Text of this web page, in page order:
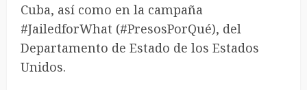
Cuba, así como en la campaña
#JailedforWhat (#PresosPorQué), del
Departamento de Estado de los Estados
Unidos.